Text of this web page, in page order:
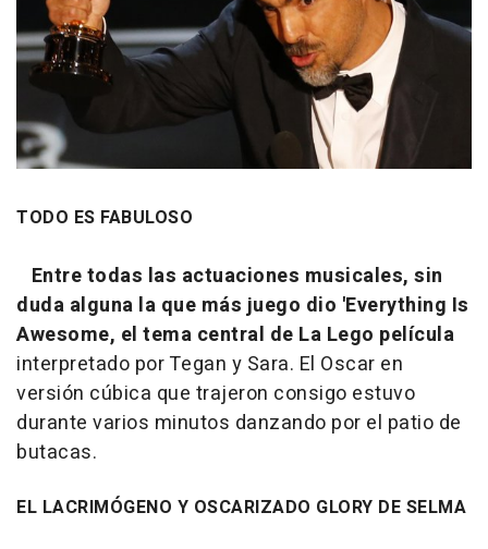
TODO ES FABULOSO
Entre todas las actuaciones musicales, sin
duda alguna la que más juego dio 'Everything Is
Awesome, el tema central de La Lego película
interpretado por Tegan y Sara. El Oscar en
versión cúbica que trajeron consigo estuvo
durante varios minutos danzando por el patio de
butacas.
EL LACRIMÓGENO Y OSCARIZADO GLORY DE SELMA